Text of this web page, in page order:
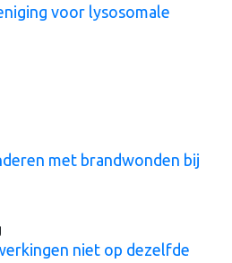
voor lysosomale
met brandwonden bij
niet op dezelfde